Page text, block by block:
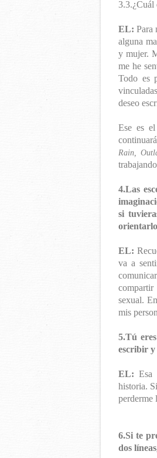
3.3.¿Cuál
EL:Para
alguna
y mujer.
me he
Todo es
deseo
Ese es
Rain,
4.Las
si
EL:
va a
compartir
sexual.
mis
5.Tú
escribir y
EL: Esa
historia.
perderme
6.Si te
dos